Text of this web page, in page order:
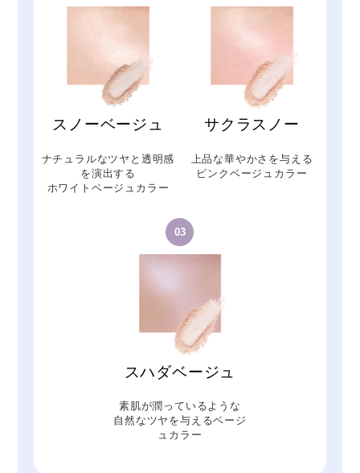
スノーベージュ
ナチュラルなツヤと透明感
を演出する
ホワイトベージュカラー
サクラスノー
上品な華やかさを与える
ピンクベージュカラー
03
スハダベージュ
素肌が潤っているような
自然なツヤを与えるベージ
ュカラー